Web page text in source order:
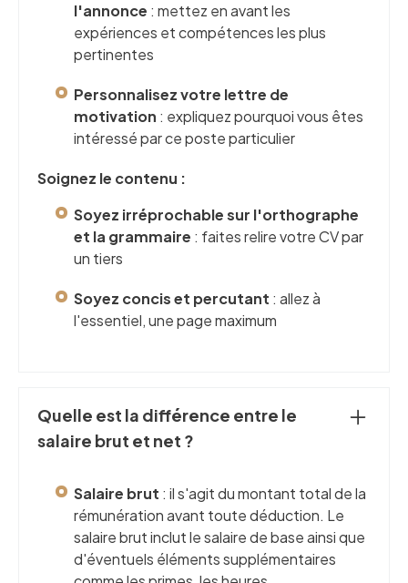
l'annonce : mettez en avant les
expériences et compétences les plus
pertinentes
Personnalisez votre lettre de
motivation : expliquez pourquoi vous êtes
intéressé par ce poste particulier
Soignez le contenu :
Soyez irréprochable sur l'orthographe
et la grammaire : faites relire votre CV par
un tiers
Soyez concis et percutant : allez à
l'essentiel, une page maximum
Quelle est la différence entre le
salaire brut et net ?
Salaire brut : il s'agit du montant total de la
rémunération avant toute déduction. Le
salaire brut inclut le salaire de base ainsi que
d'éventuels éléments supplémentaires